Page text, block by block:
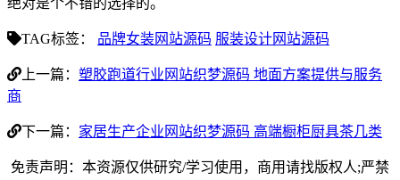
绝对是个不错的选择的。
TAG标签： 品牌女装网站源码 服装设计网站源码
上一篇： 塑胶跑道行业网站织梦源码 地面方案提供与服务
商
下一篇： 家居生产企业网站织梦源码 高端橱柜厨具茶几类
免责声明：本资源仅供研究/学习使用，商用请找版权人;严禁